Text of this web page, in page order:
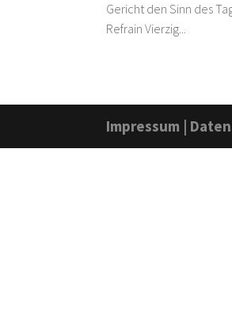
Gericht den Sinn des
Refrain Vierzig...
Impressum |